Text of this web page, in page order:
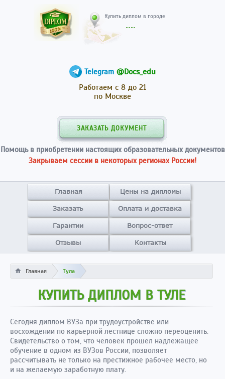
Telegram @Docs_edu
Работаем с 8 до 21
по Москве
ЗАКАЗАТЬ ДОКУМЕНТ
Помощь в приобретении настоящих образовательных документов
Закрываем сессии в некоторых регионах России!
Главная Цены на дипломы
Заказать Оплата и доставка
Гарантии Вопрос-ответ
Отзывы Контакты
Главная Тула
КУПИТЬ ДИПЛОМ В ТУЛЕ
Сегодня диплом ВУЗа при трудоустройстве или
восхождении по карьерной лестнице сложно переоценить.
Свидетельство о том, что человек прошел надлежащее
обучение в одном из ВУЗов России, позволяет
рассчитывать не только на престижное рабочее место, но
и на желаемую заработную плату.